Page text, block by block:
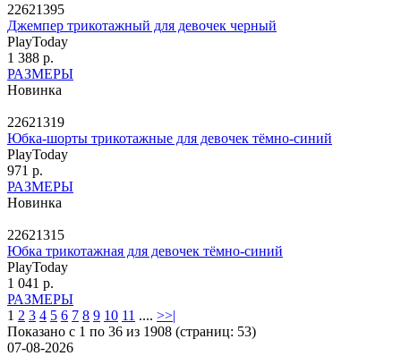
22621395
Джемпер трикотажный для девочек черный
PlayToday
1 388 р.
РАЗМЕРЫ
Новинка
22621319
Юбка-шорты трикотажные для девочек тёмно-синий
PlayToday
971 р.
РАЗМЕРЫ
Новинка
22621315
Юбка трикотажная для девочек тёмно-синий
PlayToday
1 041 р.
РАЗМЕРЫ
1 2 3 4 5 6 7 8 9 10 11 .... >>|
Показано с 1 по 36 из 1908 (страниц: 53)
07-08-2026